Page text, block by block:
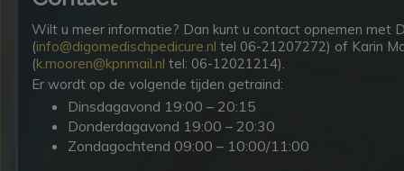
Wilt u meer informatie? Dan kunt u contact opnemen met
(info@digomedischpedicure.nl tel 06-21207272) of Karin
(k.mooren@kpnmail.nl tel: 06-12021214).
Er wordt op de volgende tijden getraind:
Dinsdagavond 19:00 – 20:15
Donderdagavond 19:00 – 20:30
Zondagochtend 09:00 – 10:00/11:00